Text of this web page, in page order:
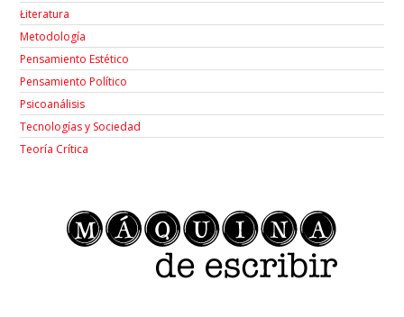
Łiteratura
Metodología
Pensamiento Estético
Pensamiento Político
Psicoanálisis
Tecnologías y Sociedad
Teoría Crítica